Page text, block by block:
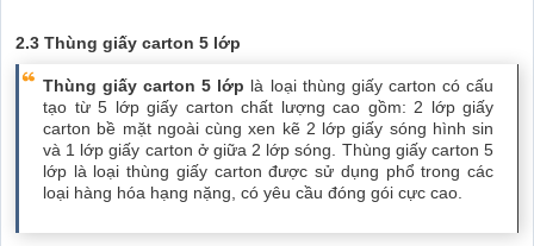
2.3 Thùng giấy carton 5 lớp
Thùng giấy carton 5 lớp là loại thùng giấy carton có cấu
tạo từ 5 lớp giấy carton chất lượng cao gồm: 2 lớp giấy
carton bề mặt ngoài cùng xen kẽ 2 lớp giấy sóng hình sin
và 1 lớp giấy carton ở giữa 2 lớp sóng. Thùng giấy carton 5
lớp là loại thùng giấy carton được sử dụng phổ trong các
loại hàng hóa hạng nặng, có yêu cầu đóng gói cực cao.